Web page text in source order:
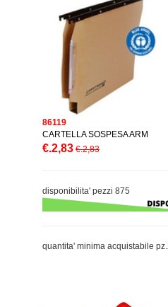
86119
CARTELLA SOSPESA ARM
€.2,83 €.2,83
disponibilita' pezzi 875
quantita' minima acquistabile